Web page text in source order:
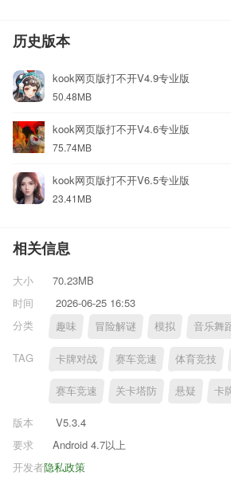
历史版本
kook网页版打不开V4.9专业版
50.48MB
kook网页版打不开V4.6专业版
75.74MB
kook网页版打不开V6.5专业版
23.41MB
相关信息
大小
70.23MB
时间
2026-06-25 16:53
分类
趣味 冒险解谜 模拟 音乐舞
TAG 卡牌对战 赛车竞速 体育竞技
赛车竞速 关卡塔防 悬疑 卡
版本
V5.3.4
要求
Android 4.7以上
隐私政策
开发者